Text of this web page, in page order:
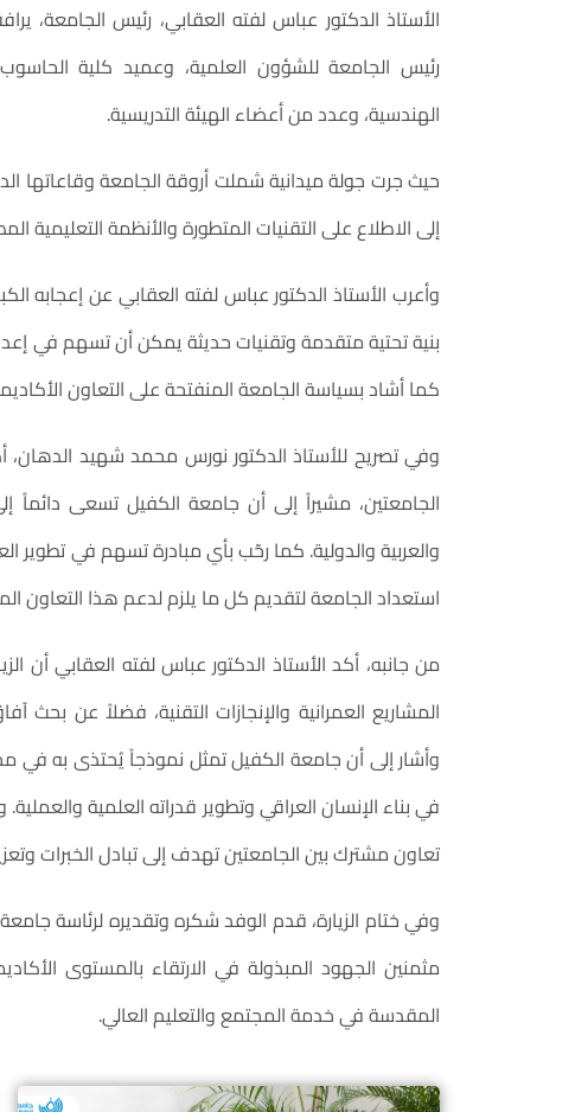
الأستاذ الدكتور عباس لفته العقابي، رئيس الجامعة،
رئيس الجامعة للشؤون العلمية، وعميد كلية
الهندسية، وعدد من أعضاء الهيئة التدريسية.
حيث جرت جولة ميدانية شملت أروقة الجامعة وقاعاتها
إلى الاطلاع على التقنيات المتطورة والأنظمة التعليمية
وأعرب الأستاذ الدكتور عباس لفته العقابي عن إعجابه
بنية تحتية متقدمة وتقنيات حديثة يمكن أن تسهم في
كما أشاد بسياسة الجامعة المنفتحة على التعاون
وفي تصريح للأستاذ الدكتور نورس محمد شهيد الدهان،
الجامعتين، مشيراً إلى أن جامعة الكفيل تسعى دائماً
والعربية والدولية. كما رحّب بأي مبادرة تسهم في تطوير
استعداد الجامعة لتقديم كل ما يلزم لدعم هذا التعاون
من جانبه، أكد الأستاذ الدكتور عباس لفته العقابي أن
المشاريع العمرانية والإنجازات التقنية، فضلاً عن
وأشار إلى أن جامعة الكفيل تمثل نموذجاً يُحتذى به في
في بناء الإنسان العراقي وتطوير قدراته العلمية
تعاون مشترك بين الجامعتين تهدف إلى تبادل الخبرات
وفي ختام الزيارة، قدم الوفد شكره وتقديره لرئاسة
مثمنين الجهود المبذولة في الارتقاء بالمستوى
المقدسة في خدمة المجتمع والتعليم العالي.